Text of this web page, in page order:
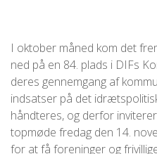
I oktober måned kom det
ned på en 84. plads i DIFs
deres gennemgang af
indsatser på det
håndteres, og derfor
topmøde fredag den 14.
for at få foreninger og